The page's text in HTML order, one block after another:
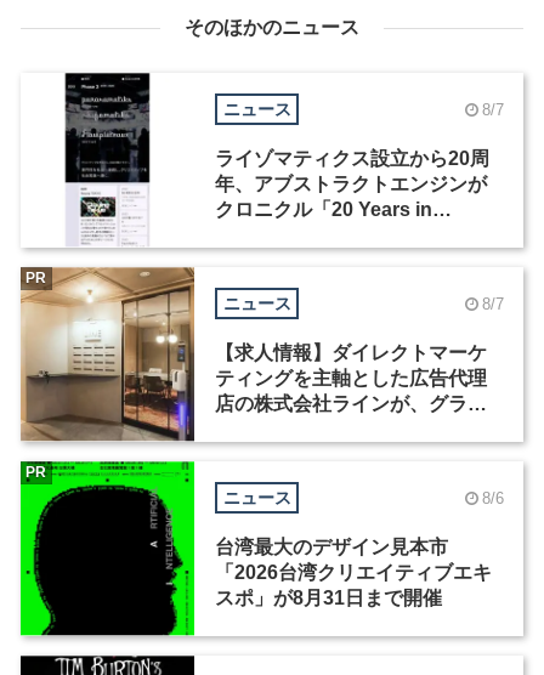
そのほかのニュース
ニュース 8/7
ライゾマティクス設立から20周
年、アブストラクトエンジンが
クロニクル「20 Years in
ニュース 8/7
【求人情報】ダイレクトマーケ
ティングを主軸とした広告代理
店の株式会社ラインが、グラフ
PR
ニュース 8/6
台湾最大のデザイン見本市
「2026台湾クリエイティブエキ
スポ」が8月31日まで開催
PR